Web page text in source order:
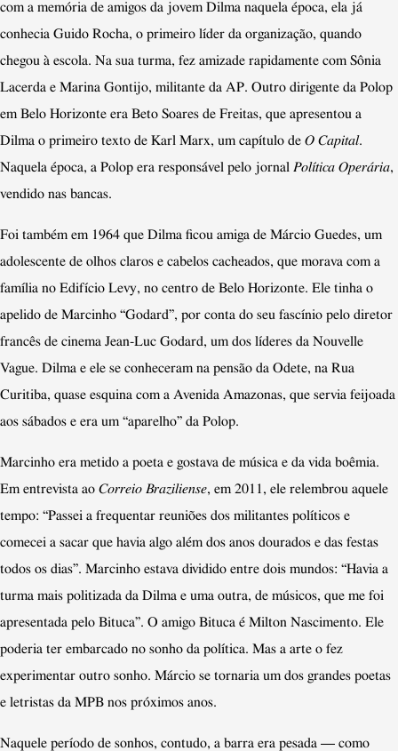
com a memória de amigos da jovem Dilma naquela época, ela já
conhecia Guido Rocha, o primeiro líder da organização, quando
chegou à escola. Na sua turma, fez amizade rapidamente com Sônia
Lacerda e Marina Gontijo, militante da AP. Outro dirigente da Polop
em Belo Horizonte era Beto Soares de Freitas, que apresentou a
Dilma o primeiro texto de Karl Marx, um capítulo de O Capital.
Naquela época, a Polop era responsável pelo jornal Política Operária,
vendido nas bancas.
Foi também em 1964 que Dilma ficou amiga de Márcio Guedes, um
adolescente de olhos claros e cabelos cacheados, que morava com a
família no Edifício Levy, no centro de Belo Horizonte. Ele tinha o
apelido de Marcinho “Godard”, por conta do seu fascínio pelo diretor
francês de cinema Jean-Luc Godard, um dos líderes da Nouvelle
Vague. Dilma e ele se conheceram na pensão da Odete, na Rua
Curitiba, quase esquina com a Avenida Amazonas, que servia feijoada
aos sábados e era um “aparelho” da Polop.
Marcinho era metido a poeta e gostava de música e da vida boêmia.
Em entrevista ao Correio Braziliense, em 2011, ele relembrou aquele
tempo: “Passei a frequentar reuniões dos militantes políticos e
comecei a sacar que havia algo além dos anos dourados e das festas
todos os dias”. Marcinho estava dividido entre dois mundos: “Havia a
turma mais politizada da Dilma e uma outra, de músicos, que me foi
apresentada pelo Bituca”. O amigo Bituca é Milton Nascimento. Ele
poderia ter embarcado no sonho da política. Mas a arte o fez
experimentar outro sonho. Márcio se tornaria um dos grandes poetas
e letristas da MPB nos próximos anos.
Naquele período de sonhos, contudo, a barra era pesada — como